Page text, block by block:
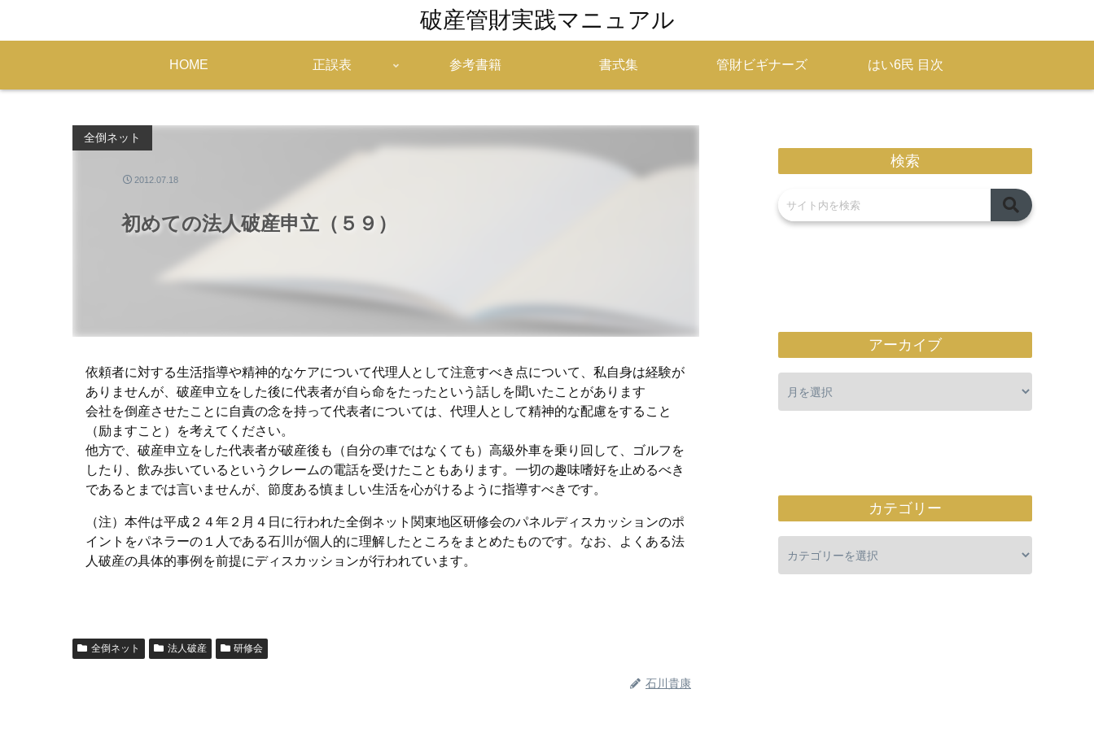
破産管財実践マニュアル
HOME 正誤表 参考書籍 書式集 管財ビギナーズ はい6民 目次
初めての法人破産申立（５９）
全倒ネット
2012.07.18
依頼者に対する生活指導や精神的なケアについて代理人として注意すべき点について、私自身は経験が
ありませんが、破産申立をした後に代表者が自ら命をたったという話しを聞いたことがあります
会社を倒産させたことに自責の念を持って代表者については、代理人として精神的な配慮をすること
（励ますこと）を考えてください。
他方で、破産申立をした代表者が破産後も（自分の車ではなくても）高級外車を乗り回して、ゴルフを
したり、飲み歩いているというクレームの電話を受けたこともあります。一切の趣味嗜好を止めるべき
であるとまでは言いませんが、節度ある慎ましい生活を心がけるように指導すべきです。
（注）本件は平成２４年２月４日に行われた全倒ネット関東地区研修会のパネルディスカッションのポ
イントをパネラーの１人である石川が個人的に理解したところをまとめたものです。なお、よくある法
人破産の具体的事例を前提にディスカッションが行われています。
全倒ネット 法人破産 研修会
石川貴康
検索
アーカイブ
カテゴリー